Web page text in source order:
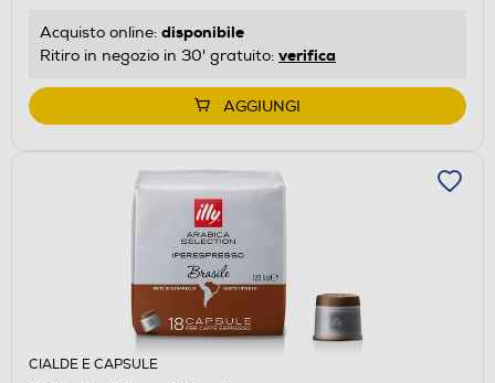
Acquisto online: disponibile
Ritiro in negozio in 30' gratuito: verifica
AGGIUNGI
CIALDE E CAPSULE